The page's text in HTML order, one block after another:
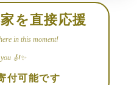
を直接応援
in this moment!
🎻✨
付可能です